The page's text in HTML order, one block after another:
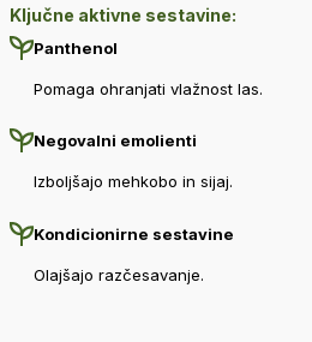
Ključne aktivne sestavine:
Panthenol
Pomaga ohranjati vlažnost las.
Negovalni emolienti
Izboljšajo mehkobo in sijaj.
Kondicionirne sestavine
Olajšajo razčesavanje.